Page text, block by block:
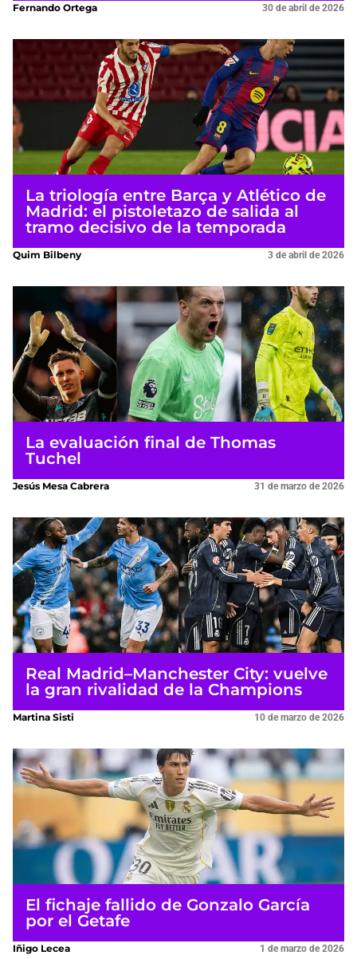
Fernando Ortega 30 de abril de 2026
La triología entre Barça y Atlético de
Madrid: el pistoletazo de salida al
tramo decisivo de la temporada
Quim Bilbeny 3 de abril de 2026
La evaluación final de Thomas
Tuchel
Jesús Mesa Cabrera 31 de marzo de 2026
Real Madrid–Manchester City: vuelve
la gran rivalidad de la Champions
Martina Sisti 10 de marzo de 2026
El fichaje fallido de Gonzalo García
por el Getafe
Iñigo Lecea 1 de marzo de 2026